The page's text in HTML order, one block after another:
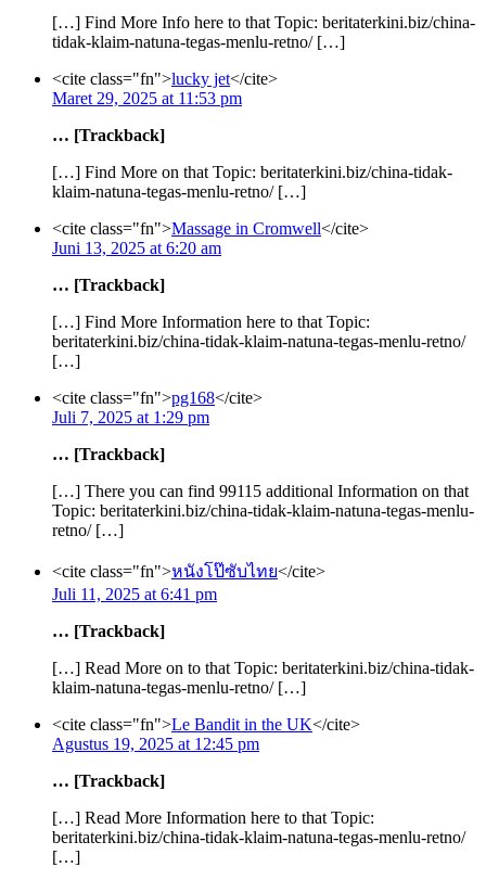
[…] Find More Info here to that Topic: beritaterkini.biz/china-
tidak-klaim-natuna-tegas-menlu-retno/ […]
<cite class="fn">lucky jet</cite>
Maret 29, 2025 at 11:53 pm
… [Trackback]
[…] Find More on that Topic: beritaterkini.biz/china-tidak-
klaim-natuna-tegas-menlu-retno/ […]
<cite class="fn">Massage in Cromwell</cite>
Juni 13, 2025 at 6:20 am
… [Trackback]
[…] Find More Information here to that Topic:
beritaterkini.biz/china-tidak-klaim-natuna-tegas-menlu-retno/
[…]
<cite class="fn">pg168</cite>
Juli 7, 2025 at 1:29 pm
… [Trackback]
[…] There you can find 99115 additional Information on that
Topic: beritaterkini.biz/china-tidak-klaim-natuna-tegas-menlu-
retno/ […]
<cite class="fn">หนังโป๊ซับไทย</cite>
Juli 11, 2025 at 6:41 pm
… [Trackback]
[…] Read More on to that Topic: beritaterkini.biz/china-tidak-
klaim-natuna-tegas-menlu-retno/ […]
<cite class="fn">Le Bandit in the UK</cite>
Agustus 19, 2025 at 12:45 pm
… [Trackback]
[…] Read More Information here to that Topic:
beritaterkini.biz/china-tidak-klaim-natuna-tegas-menlu-retno/
[…]